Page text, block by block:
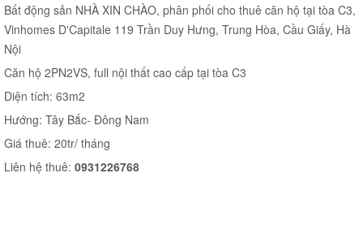
Bất động sản NHÀ XIN CHÀO, phân phối cho thuê căn hộ tại tòa C3,
Vinhomes D'Capitale 119 Trần Duy Hưng, Trung Hòa, Cầu Giấy, Hà
Nội
Căn hộ 2PN2VS, full nội thất cao cấp tại tòa C3
Diện tích: 63m2
Hướng: Tây Bắc- Đông Nam
Giá thuê: 20tr/ tháng
Liên hệ thuê: 0931226768